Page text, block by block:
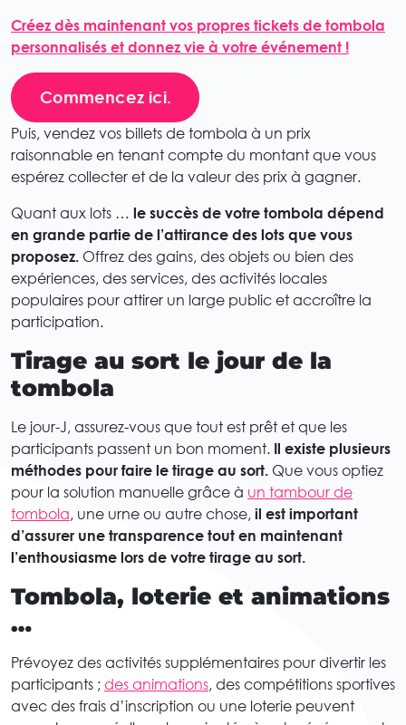
Créez dès maintenant vos propres tickets de tombola
personnalisés et donnez vie à votre événement !
Commencez ici.
Puis, vendez vos billets de tombola à un prix
raisonnable en tenant compte du montant que vous
espérez collecter et de la valeur des prix à gagner.
Quant aux lots … le succès de votre tombola dépend
en grande partie de l’attirance des lots que vous
proposez. Offrez des gains, des objets ou bien des
expériences, des services, des activités locales
populaires pour attirer un large public et accroître la
participation.
Tirage au sort le jour de la
tombola
Le jour-J, assurez-vous que tout est prêt et que les
participants passent un bon moment. Il existe plusieurs
méthodes pour faire le tirage au sort. Que vous optiez
pour la solution manuelle grâce à un tambour de
tombola, une urne ou autre chose, il est important
d’assurer une transparence tout en maintenant
l’enthousiasme lors de votre tirage au sort.
Tombola, loterie et animations
…
Prévoyez des activités supplémentaires pour divertir les
participants ; des animations, des compétitions sportives
avec des frais d’inscription ou une loterie peuvent